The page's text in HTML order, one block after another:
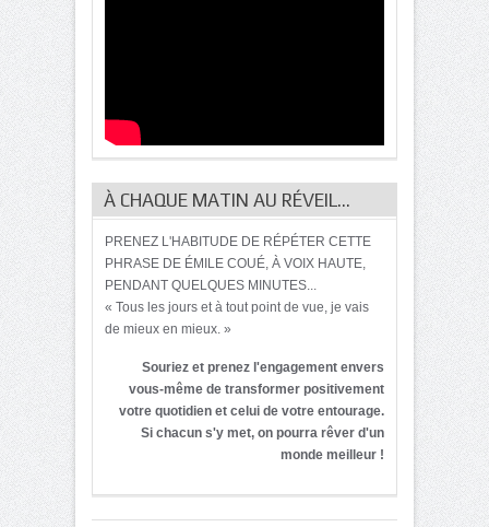
À CHAQUE MATIN AU RÉVEIL…
PRENEZ L'HABITUDE DE RÉPÉTER CETTE
PHRASE DE ÉMILE COUÉ, À VOIX HAUTE,
PENDANT QUELQUES MINUTES...
« Tous les jours et à tout point de vue, je vais
de mieux en mieux. »
Souriez et prenez l'engagement envers
vous-même de transformer positivement
votre quotidien et celui de votre entourage.
Si chacun s'y met, on pourra rêver d'un
monde meilleur !